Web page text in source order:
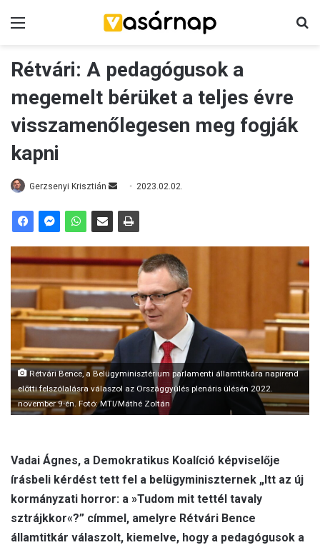
Rétvári: A pedagógusok a
megemelt bérüket a teljes évre
visszamenőlegesen meg fogják
kapni
Gerzsenyi Krisztián
e
m
a
i
2023.02.02.
Rétvári Bence, a Belügyminisztérium parlamenti államtitkára napirend
elõtti felszólalásra válaszol az Országgyûlés plenáris ülésén 2022.
november 9-én. Fotó: MTI/Máthé Zoltán
Vadai Ágnes, a Demokratikus Koalíció képviselője
írásbeli kérdést tett fel a belügyminiszternek „Itt az új
kormányzati horror: a »Tudom mit tettél tavaly
sztrájkkor«?” címmel, amelyre Rétvári Bence
államtitkár válaszolt, kiemelve, hogy a pedagógusok a